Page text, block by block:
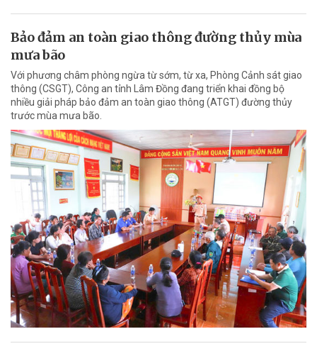
Bảo đảm an toàn giao thông đường thủy mùa
mưa bão
Với phương châm phòng ngừa từ sớm, từ xa, Phòng Cảnh sát giao
thông (CSGT), Công an tỉnh Lâm Đồng đang triển khai đồng bộ
nhiều giải pháp bảo đảm an toàn giao thông (ATGT) đường thủy
trước mùa mưa bão.